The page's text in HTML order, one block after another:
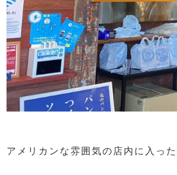
アメリカンな雰囲気の店内に入っ